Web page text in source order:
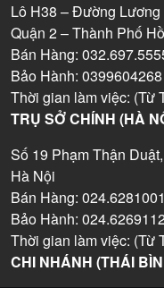
Lô H38 – Đường
Quận 2 – Thành Phố
Bán Hàng:
Bảo Hành: 0399604268
Thời gian làm việc: (Từ
TRỤ SỞ CHÍNH (HÀ
Số 19 Phạm Thận
Hà Nội
Bán Hàng:
Bảo Hành:
Thời gian làm việc: (Từ
CHI NHÁNH (THÁI